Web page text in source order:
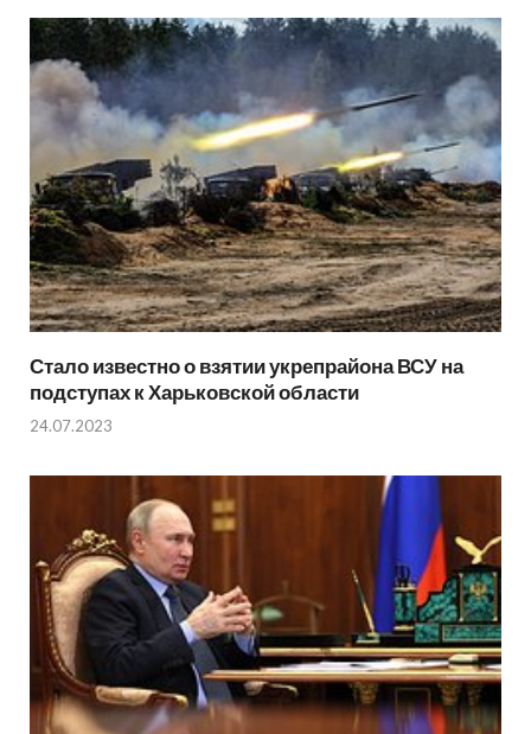
Стало известно о взятии укрепрайона ВСУ на
подступах к Харьковской области
24.07.2023